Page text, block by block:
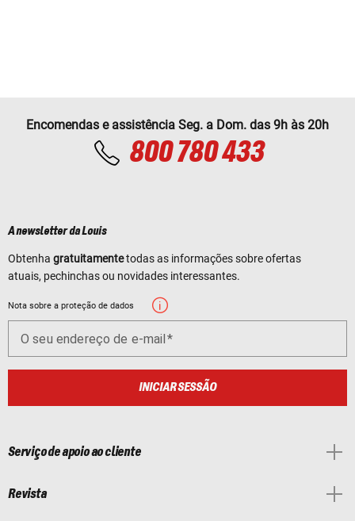
Encomendas e assistência Seg. a Dom. das 9h às 20h
800 780 433
A newsletter da Louis
Obtenha gratuitamentetodas as informações sobre ofertas
atuais, pechinchas ou novidades interessantes.
Nota sobre a proteção de dados
O seu endereço de e-mail
INICIAR SESSÃO
Serviço de apoio ao cliente
Revista